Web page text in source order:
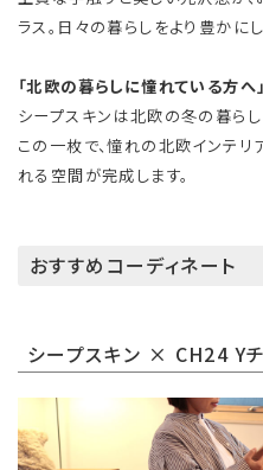
ラス。日々の暮らしをより豊かにし
「北欧の暮らしに憧れている方へ」
シープスキンは北欧の冬の暮らし
この一枚で、憧れの北欧インテリ
れる空間が完成します。
おすすめコーディネート
シープスキン × CH24 Y